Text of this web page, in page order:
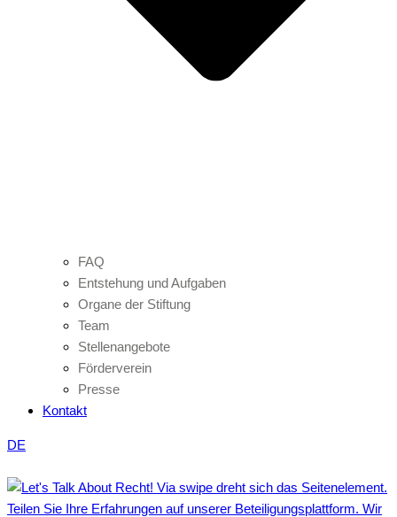
FAQ
Entstehung und Aufgaben
Organe der Stiftung
Team
Stellenangebote
Förderverein
Presse
Kontakt
DE
Teilen Sie Ihre Erfahrungen auf unserer Beteiligungsplattform. Wir